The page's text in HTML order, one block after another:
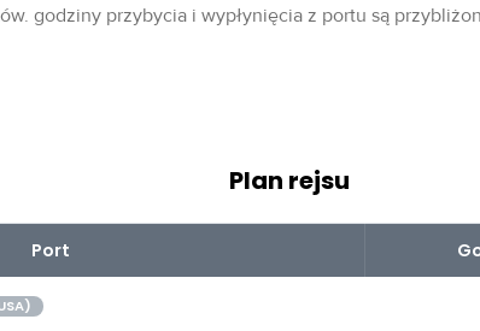
godziny przybycia i wypłynięcia z portu są
Plan rejsu
Port